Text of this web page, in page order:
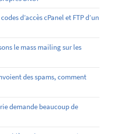
d’accès cPanel et FTP d’un
le mass mailing sur les
des spams, comment
demande beaucoup de